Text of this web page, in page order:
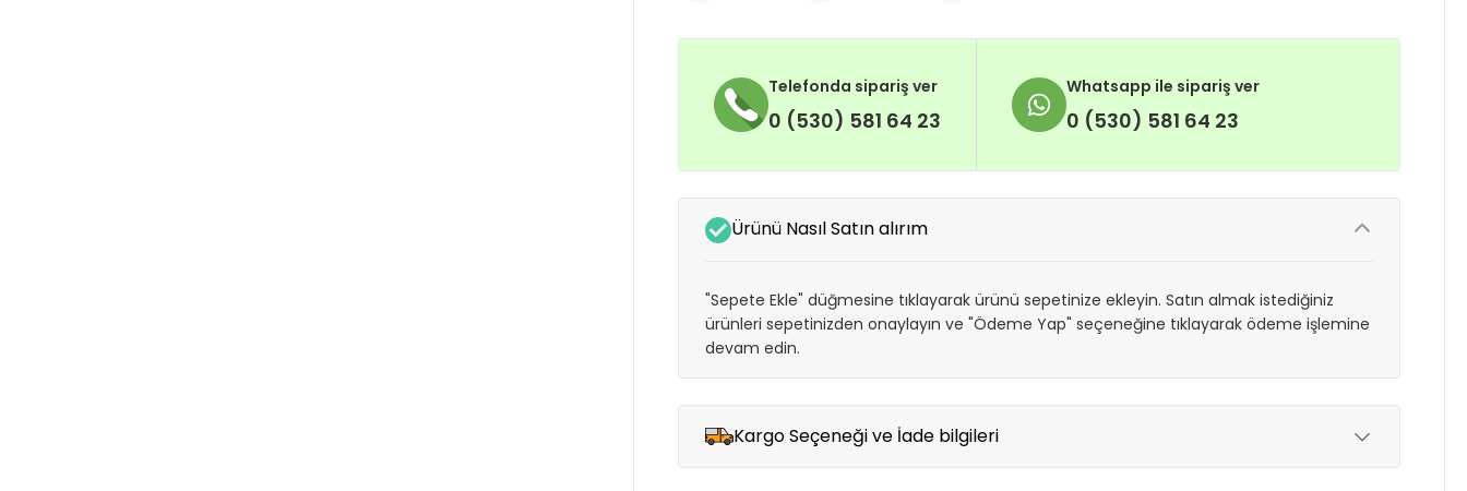
Telefonda sipariş ver
0 (530) 581 64 23
Whatsapp ile sipariş ver
0 (530) 581 64 23
Ürünü Nasıl Satın alırım
"Sepete Ekle" düğmesine tıklayarak ürünü sepetinize ekleyin. Satın almak istediğiniz
ürünleri sepetinizden onaylayın ve "Ödeme Yap" seçeneğine tıklayarak ödeme işlemine
devam edin.
Kargo Seçeneği ve İade bilgileri